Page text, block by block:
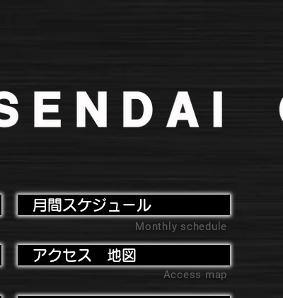
月間スケジュール
Monthly schedule
アクセス 地図
Access map